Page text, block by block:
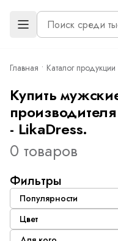
Главная Каталог продукции
Купить
- LikaDress.
0 товаров
Фильтры
Популярности
Цвет